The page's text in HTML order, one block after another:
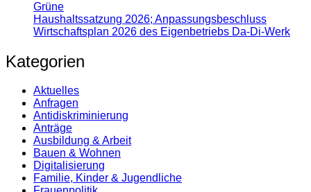
Grüne
Haushaltssatzung 2026; Anpassungsbeschluss
Wirtschaftsplan 2026 des Eigenbetriebs Da-Di-Werk
Kategorien
Aktuelles
Anfragen
Antidiskrimi­nierung
Anträge
Ausbildung & Arbeit
Bauen & Wohnen
Digitalisierung
Familie, Kinder & Jugendliche